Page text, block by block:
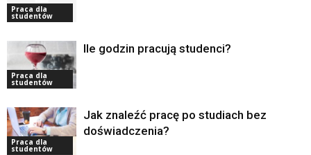
Praca dla
studentów
Praca dla
studentów
Ile godzin pracują studenci?
Praca dla
studentów
Jak znaleźć pracę po studiach bez
doświadczenia?